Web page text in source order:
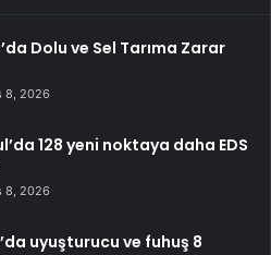
Dolu ve Sel Tarıma Zarar
8, 2026
128 yeni noktaya daha EDS
8, 2026
uyuşturucu ve fuhuş 8